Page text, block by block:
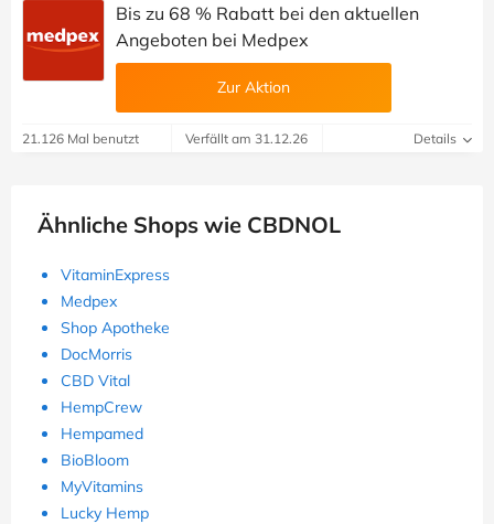
Bis zu 68 % Rabatt bei den aktuellen
Angeboten bei Medpex
Zur Aktion
21.126 Mal benutzt Verfällt am 31.12.26 Details
Ähnliche Shops wie CBDNOL
VitaminExpress
Medpex
Shop Apotheke
DocMorris
CBD Vital
HempCrew
Hempamed
BioBloom
MyVitamins
Lucky Hemp